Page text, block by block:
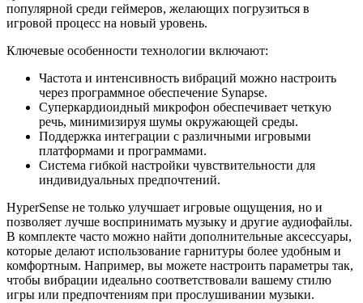
популярной среди геймеров, желающих погрузиться в
игровой процесс на новый уровень.
Ключевые особенности технологии включают:
Частота и интенсивность вибраций можно настроить
через программное обеспечение Synapse.
Суперкардиоидный микрофон обеспечивает четкую
речь, минимизируя шумы окружающей среды.
Поддержка интеграции с различными игровыми
платформами и программами.
Система гибкой настройки чувствительности для
индивидуальных предпочтений.
HyperSense не только улучшает игровые ощущения, но и
позволяет лучше воспринимать музыку и другие аудиофайлы.
В комплекте часто можно найти дополнительные аксессуары,
которые делают использование гарнитуры более удобным и
комфортным. Например, вы можете настроить параметры так,
чтобы вибрации идеально соответствовали вашему стилю
игры или предпочтениям при прослушивании музыки.